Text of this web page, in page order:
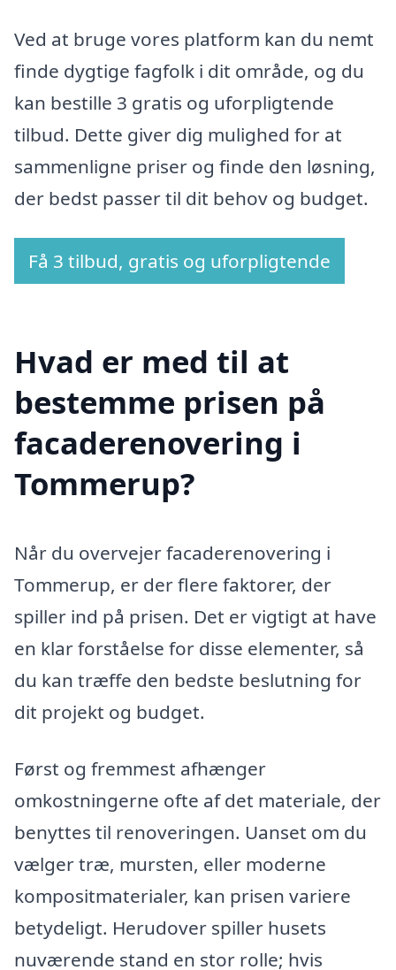
Ved at bruge vores platform kan du nemt
finde dygtige fagfolk i dit område, og du
kan bestille 3 gratis og uforpligtende
tilbud. Dette giver dig mulighed for at
sammenligne priser og finde den løsning,
der bedst passer til dit behov og budget.
Få 3 tilbud, gratis og uforpligtende
Hvad er med til at
bestemme prisen på
facaderenovering i
Tommerup?
Når du overvejer facaderenovering i
Tommerup, er der flere faktorer, der
spiller ind på prisen. Det er vigtigt at have
en klar forståelse for disse elementer, så
du kan træffe den bedste beslutning for
dit projekt og budget.
Først og fremmest afhænger
omkostningerne ofte af det materiale, der
benyttes til renoveringen. Uanset om du
vælger træ, mursten, eller moderne
kompositmaterialer, kan prisen variere
betydeligt. Herudover spiller husets
nuværende stand en stor rolle; hvis